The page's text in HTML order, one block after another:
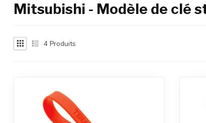
Mitsubishi - Modèle de clé
4 Produits